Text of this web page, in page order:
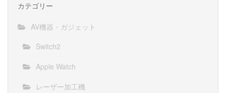
カテゴリー
AV機器・ガジェット
Switch2
Apple Watch
レーザー加工機